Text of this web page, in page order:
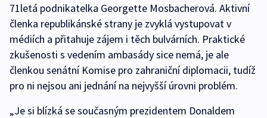
71letá podnikatelka Georgette Mosbacherová. Aktivní
členka republikánské strany je zvyklá vystupovat v
médiích a přitahuje zájem i těch bulvárních. Praktické
zkušenosti s vedením ambasády sice nemá, je ale
členkou senátní Komise pro zahraniční diplomacii, tudíž
pro ni nejsou ani jednání na nejvyšší úrovni problém.
„Je si blízká se současným prezidentem Donaldem